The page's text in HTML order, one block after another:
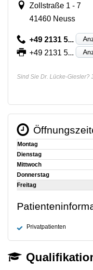
Zollstraße 1 - 7
41460 Neuss
+49 2131 5...
+49 2131 5...
Sind Sie Dr. Lücke-Giesler?
Montag
Dienstag
Mittwoch
Donnerstag
Freitag
Privatpatienten